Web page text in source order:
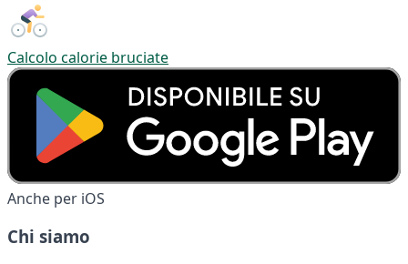
Calcolo calorie bruciate
Anche per iOS
Chi siamo